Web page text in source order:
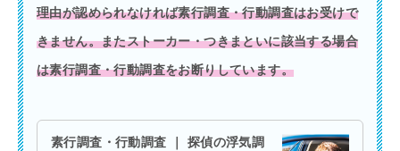
理由が認められなければ素行調査・行動調査はお受けで
きません。またストーカー・つきまといに該当する場合
は素行調査・行動調査をお断りしています。
素行調査・行動調査 ｜ 探偵の浮気調